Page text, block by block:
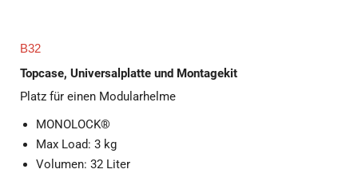
B32
Topcase, Universalplatte und Montagekit
Platz für einen Modularhelme
MONOLOCK®
Max Load: 3 kg
Volumen: 32 Liter